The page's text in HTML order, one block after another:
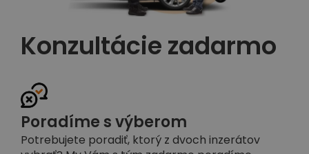
Konzultácie zadarmo
Poradíme s výberom
Potrebujete poradiť, ktorý z dvoch inzerátov